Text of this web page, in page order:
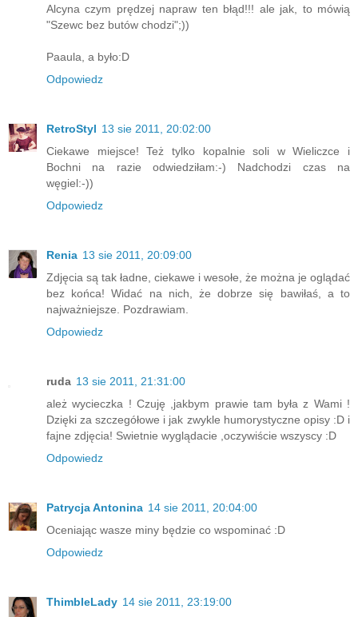
Alcyna czym prędzej napraw ten błąd!!! ale jak, to mówią
"Szewc bez butów chodzi";))
Paaula, a było:D
Odpowiedz
RetroStyl 13 sie 2011, 20:02:00
Ciekawe miejsce! Też tylko kopalnie soli w Wieliczce i
Bochni na razie odwiedziłam:-) Nadchodzi czas na
węgiel:-))
Odpowiedz
Renia 13 sie 2011, 20:09:00
Zdjęcia są tak ładne, ciekawe i wesołe, że można je oglądać
bez końca! Widać na nich, że dobrze się bawiłaś, a to
najważniejsze. Pozdrawiam.
Odpowiedz
ruda 13 sie 2011, 21:31:00
ależ wycieczka ! Czuję ,jakbym prawie tam była z Wami !
Dzięki za szczegółowe i jak zwykle humorystyczne opisy :D i
fajne zdjęcia! Swietnie wyglądacie ,oczywiście wszyscy :D
Odpowiedz
Patrycja Antonina 14 sie 2011, 20:04:00
Oceniając wasze miny będzie co wspominać :D
Odpowiedz
ThimbleLady 14 sie 2011, 23:19:00